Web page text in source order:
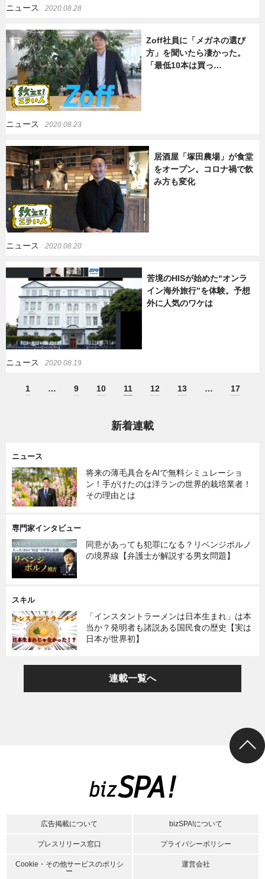
ニュース 2020.08.28
Zoff社員に「メガネの選び
方」を聞いたら凄かった。
「最低10本は買っ…
ニュース 2020.08.23
居酒屋「塚田農場」が食堂
をオープン。コロナ禍で飲
み方も変化
ニュース 2020.08.20
苦境のHISが始めた“オンラ
イン海外旅行”を体験。予想
外に人気のワケは
ニュース 2020.08.19
1 … 9 10 11 12 13 … 17
新着連載
ニュース
将来の薄毛具合をAIで無料シミュレーショ
ン！手がけたのは洋ランの世界的栽培業者！
その理由とは
専門家インタビュー
同意があっても犯罪になる？リベンジポルノ
の境界線【弁護士が解説する男女問題】
スキル
「インスタントラーメンは日本生まれ」は本
当か？発明者も諸説ある国民食の歴史【実は
日本が世界初】
連載一覧へ
広告掲載について bizSPA!について
プレスリリース窓口 プライバシーポリシー
Cookie・その他サービスのポリシ
ー
運営会社